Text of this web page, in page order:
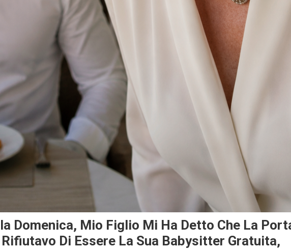
Domenica, Mio Figlio Mi Ha Detto Che La
Di Essere La Sua Babysitter Gratuita,